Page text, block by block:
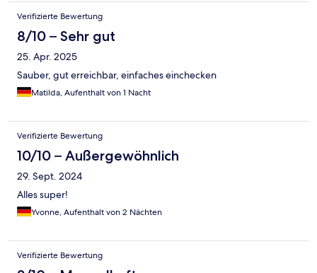
Verifizierte Bewertung
8/10 – Sehr gut
25. Apr. 2025
Sauber, gut erreichbar, einfaches einchecken
Matilda, Aufenthalt von 1 Nacht
Verifizierte Bewertung
10/10 – Außergewöhnlich
29. Sept. 2024
Alles super!
Yvonne, Aufenthalt von 2 Nächten
Verifizierte Bewertung